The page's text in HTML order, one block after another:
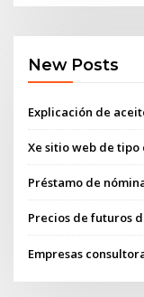
New Posts
Explicación de
Xe sitio web de tipo
Préstamo de
Precios de futuros
Empresas